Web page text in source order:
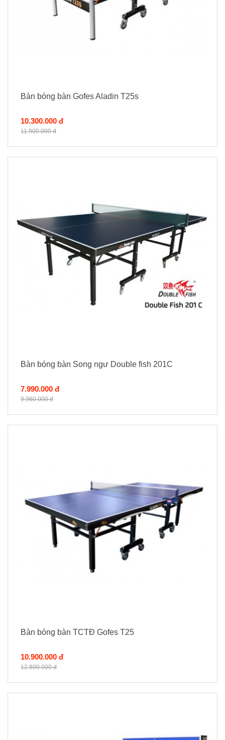
Bàn bóng bàn Gofes Aladin T25s
10.300.000 đ
11.900.000 đ
Bàn bóng bàn Song ngư Double fish 201C
7.990.000 đ
9.960.000 đ
Bàn bóng bàn TCTĐ Gofes T25
10.900.000 đ
12.800.000 đ